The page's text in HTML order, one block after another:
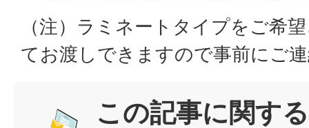
（注）ラミネートタイプをご希
てお渡しできますので事前にご
この記事に関す